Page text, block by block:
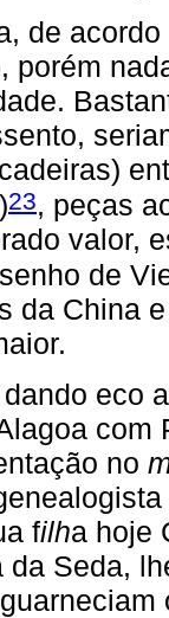
de
porém
23, peças
valor,
de
da China
eco
com
no
filha hoje
da Seda,
guarneciam